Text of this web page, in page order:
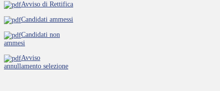
Avviso di Rettifica
Candidati ammessi
Candidati non
ammesi
Avviso
annullamento selezione